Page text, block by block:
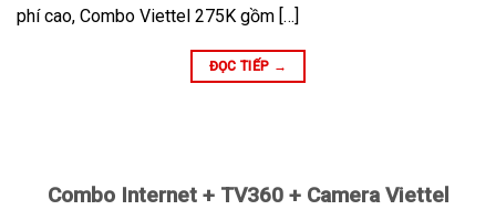
phí cao, Combo Viettel 275K gồm […]
ĐỌC TIẾP →
Combo Internet + TV360 + Camera Viettel